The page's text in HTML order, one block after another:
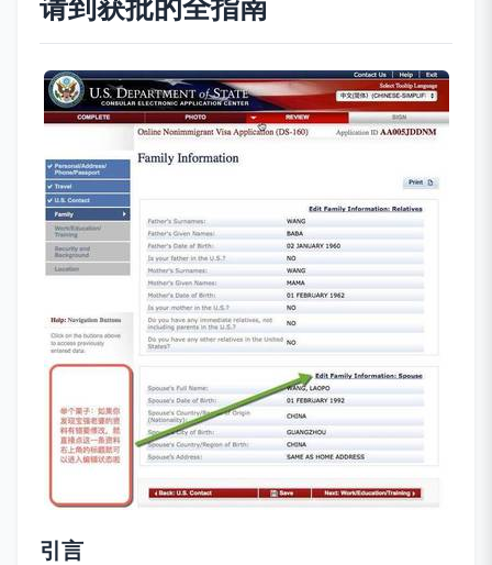
请到获批的全指南
引言